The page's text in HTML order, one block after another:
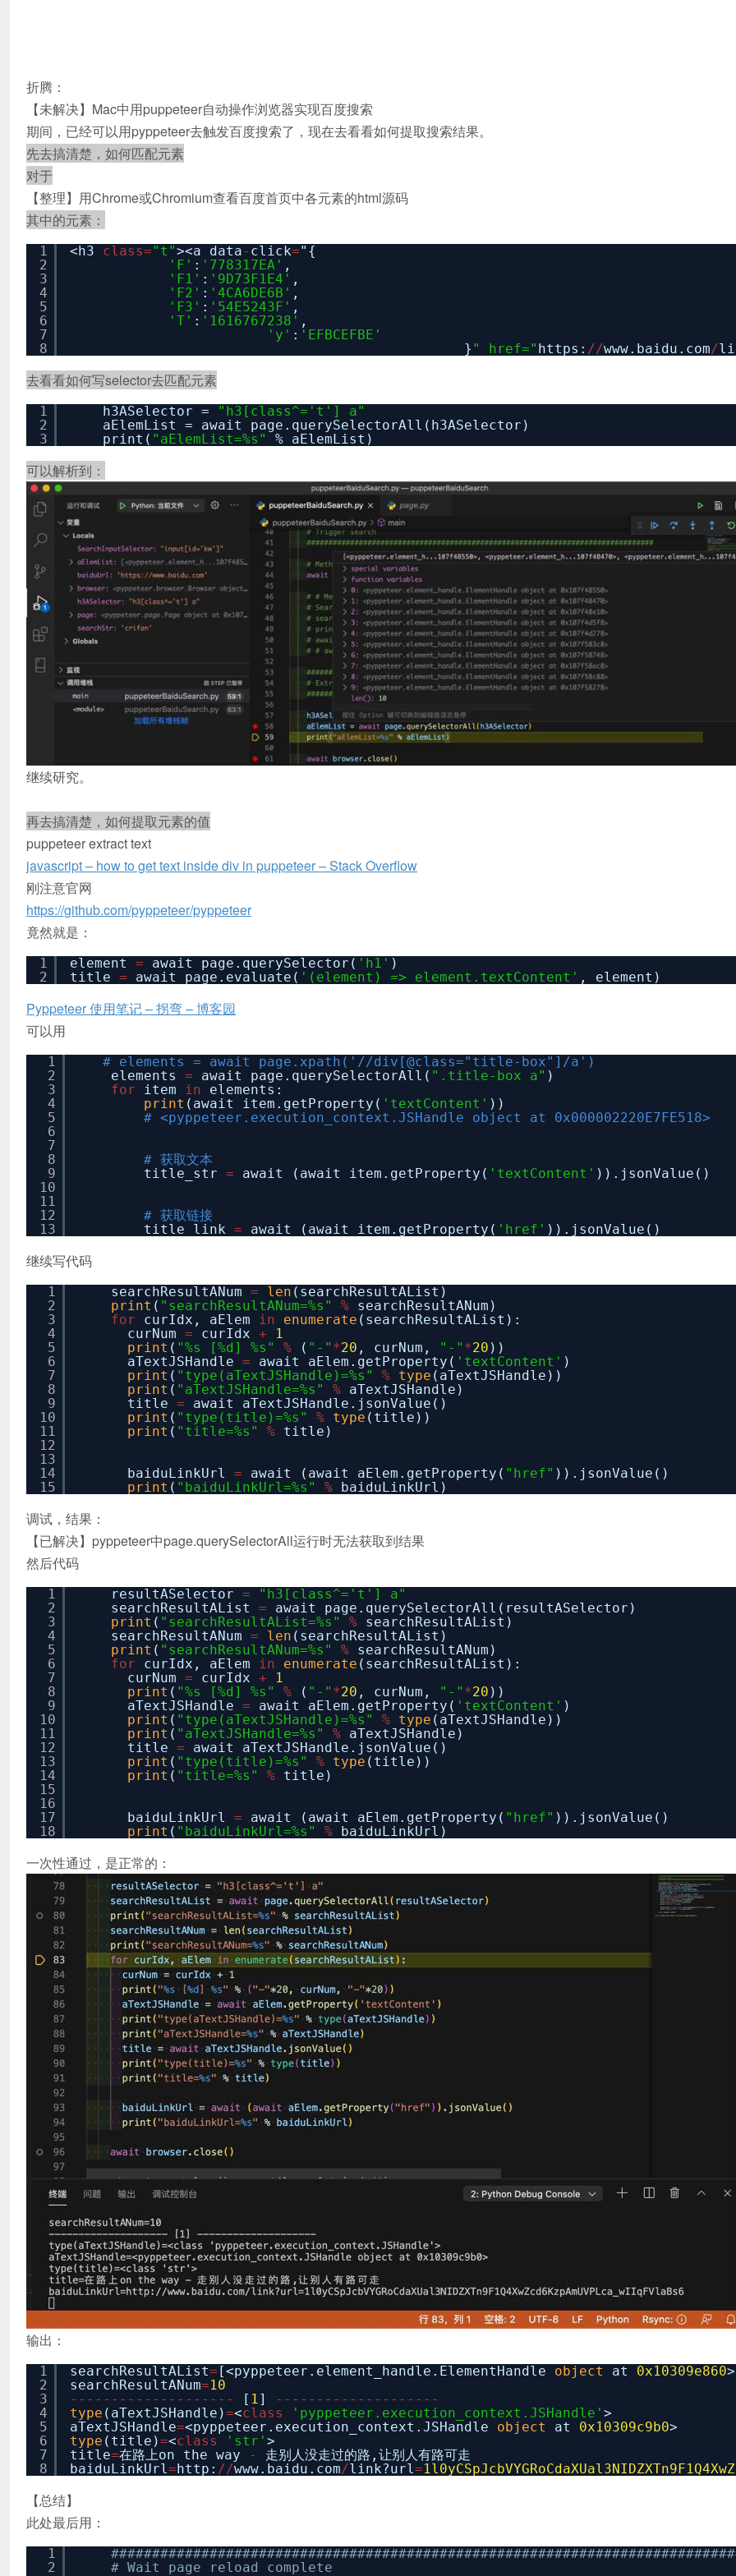
折腾：
【未解决】Mac中用puppeteer自动操作浏览器实现百度搜索
期间，已经可以用pyppeteer去触发百度搜索了，现在去看看如何提取搜索结果。
先去搞清楚，如何匹配元素
对于
【整理】用Chrome或Chromium查看百度首页中各元素的html源码
其中的元素：
1
2
3
4
5
6
7
8
<h3 class="t"><a data- click="{
'F' : '778317EA' ,
'F1' : '9D73F1E4' ,
'F2' : '4CA6DE6B' ,
'F3' : '54E5243F' ,
'T' : '1616767238' ,
'y' : 'EFBCEFBE'
} " href=" https: //www.baidu.com/
去看看如何写selector去匹配元素
1
2
3
h3ASelector =
"h3[class^='t'] a"
aElemList = await page.querySelectorAll(h3ASelector)
print( "aElemList=%s" % aElemList)
可以解析到：
继续研究。
再去搞清楚，如何提取元素的值
puppeteer extract text
javascript – how to get text inside div in puppeteer – Stack Overflow
刚注意官网
https://github.com/pyppeteer/pyppeteer
竟然就是：
1
2
element = await page.querySelector( 'h1' )
title = await page.evaluate( '(element) => element.textContent' , element)
Pyppeteer 使用笔记 – 拐弯 – 博客园
可以用
1
2
3
4
5
6
7
8
9
10
11
12
13
# elements = await page.xpath('//div[@class="title-box"]/a')
elements = await page.querySelectorAll( ".title-box a" )
for
item in
elements:
print (await item.getProperty( 'textContent' ))
# <pyppeteer.execution_context.JSHandle object at 0x000002220E7FE518>
# 获取文本
title_str = await (await item.getProperty( 'textContent' )).jsonValue()
# 获取链接
title_link = await (await item.getProperty( 'href' )).jsonValue()
继续写代码
1
2
3
4
5
6
7
8
9
10
11
12
13
14
15
searchResultANum = len (searchResultAList)
print ( "searchResultANum=%s" % searchResultANum)
for
curIdx, aElem in enumerate (searchResultAList):
curNum = curIdx +
1
print ( "%s [%d] %s" % ( "-" *20 , curNum, "-" *20 ))
aTextJSHandle = await aElem.getProperty( 'textContent' )
print ( "type(aTextJSHandle)=%s" % type (aTextJSHandle))
print ( "aTextJSHandle=%s" % aTextJSHandle)
title =
await aTextJSHandle.jsonValue()
print ( "type(title)=%s" % type (title))
print ( "title=%s" % title)
baiduLinkUrl = await (await aElem.getProperty( "href" )).jsonValue()
print ( "baiduLinkUrl=%s" % baiduLinkUrl)
调试，结果：
【已解决】pyppeteer中page.querySelectorAll运行时无法获取到结果
然后代码
1
2
3
4
5
6
7
8
9
10
11
12
13
14
15
16
17
18
resultASelector =
"h3[class^='t'] a"
searchResultAList =
await page.querySelectorAll(resultASelector)
print ( "searchResultAList=%s" % searchResultAList)
searchResultANum = len (searchResultAList)
print ( "searchResultANum=%s" % searchResultANum)
for
curIdx, aElem in enumerate (searchResultAList):
curNum = curIdx +
1
print ( "%s [%d] %s" % ( "-" *20 , curNum, "-" *20 ))
aTextJSHandle = await aElem.getProperty( 'textContent' )
print ( "type(aTextJSHandle)=%s" % type (aTextJSHandle))
print ( "aTextJSHandle=%s" % aTextJSHandle)
title =
await aTextJSHandle.jsonValue()
print ( "type(title)=%s" % type (title))
print ( "title=%s" % title)
baiduLinkUrl = await (await aElem.getProperty( "href" )).jsonValue()
print ( "baiduLinkUrl=%s" % baiduLinkUrl)
一次性通过，是正常的：
输出：
1
2
3
4
5
6
7
8
searchResultAList= [<pyppeteer.element_handle.ElementHandle object at 0x10309e860
searchResultANum=10
- - - - - - - - - - - - - - - - - - - - [ 1 ] - - - - - - - - - - - - - - - - - - - -
type (aTextJSHandle)=<class 'pyppeteer.execution_context.JSHandle' >
aTextJSHandle=<pyppeteer.execution_context.JSHandle object at 0x10309c9b0>
type (title)=<class 'str' >
title=在路上on the way -
走别人没走过的路,让别人有路可走
baiduLinkUrl =http: //www.baidu.com/link?url =
【总结】
此处最后用：
1
2
# Wait page reload complete